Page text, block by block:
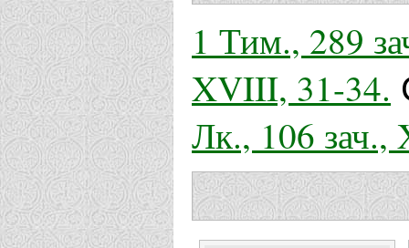
1 Тим., 289
XVIII, 31-34.
Лк., 106